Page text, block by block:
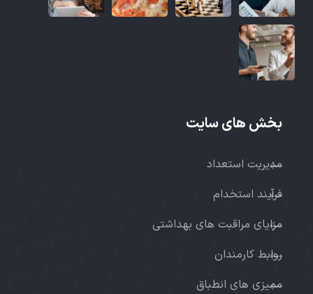
بخش های سایت
مدیریت استعداد
فرآیند استخدام
مزایای مراقبت های بهداشتی
روابط کارمندان
ممیزی های انطباق